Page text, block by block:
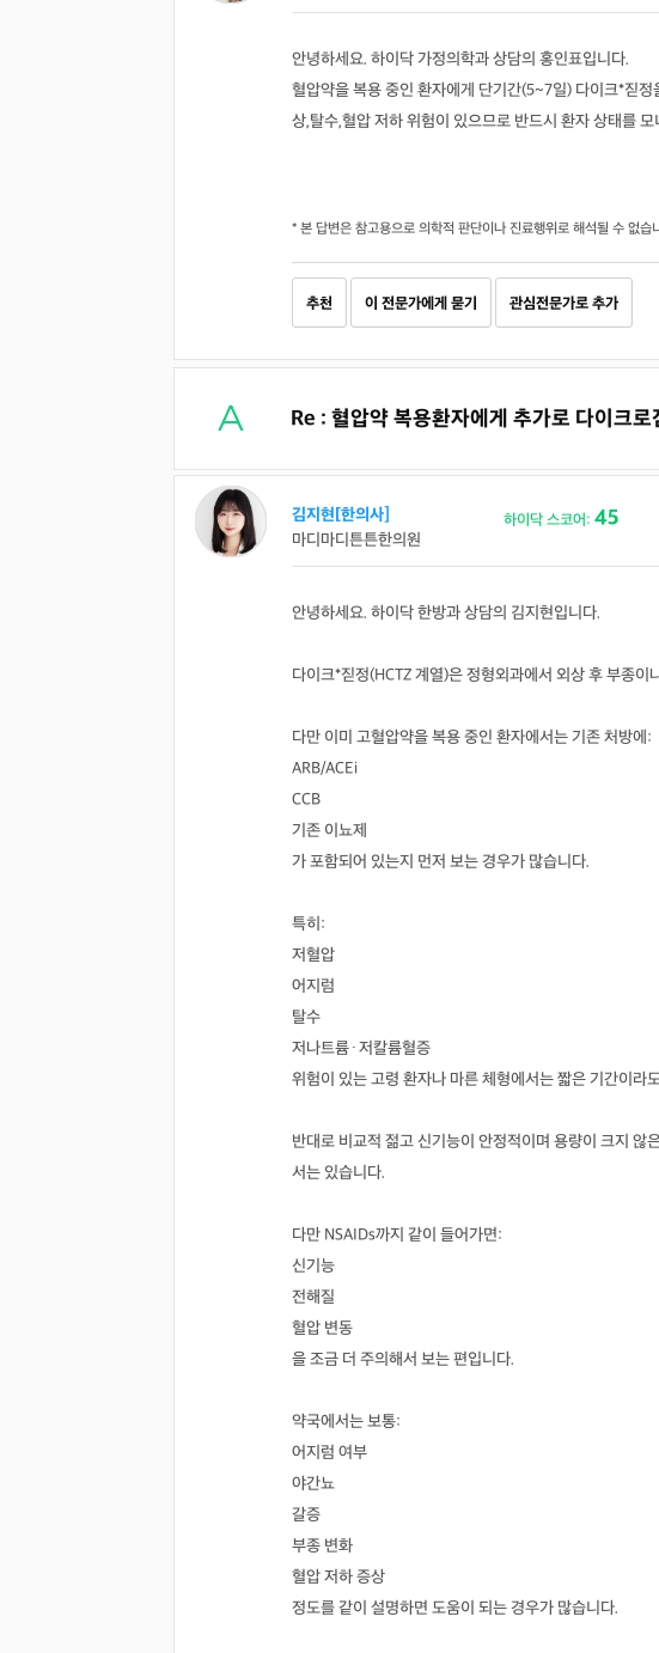
안녕하세요. 하이닥 가정의학과 상담의 홍인표입니다.
혈압약을 복용 중인 환자에게 단기간(5~7일) 다이크*짇
상,탈수,혈압 저하 위험이 있으므로 반드시 환자 상태를
* 본 답변은 참고용으로 의학적 판단이나 진료행위로 해석될 수 없습
추천 이 전문가에게 묻기 관심전문가로 추가
Re : 혈압약 복용환자에게 추가로 다이크로
김지현[한의사]
마디마디튼튼한의원
하이닥 스코어: 45
안녕하세요. 하이닥 한방과 상담의 김지현입니다.
다이크*짇정(HCTZ 계열)은 정형외과에서 외상 후 부종
다만 이미 고혈압약을 복용 중인 환자에서는 기존 처방에:
ARB/ACEi
CCB
기존 이뇨제
가 포함되어 있는지 먼저 보는 경우가 많습니다.
특히:
저혈압
어지럼
탈수
저나트륨·저칼륨혈증
위험이 있는 고령 환자나 마른 체형에서는 짧은 기간이라
반대로 비교적 젊고 신기능이 안정적이며 용량이 크지
서는 있습니다.
다만 NSAIDs까지 같이 들어가면:
신기능
전해질
혈압 변동
을 조금 더 주의해서 보는 편입니다.
약국에서는 보통:
어지럼 여부
야간뇨
갈증
부종 변화
혈압 저하 증상
정도를 같이 설명하면 도움이 되는 경우가 많습니다.